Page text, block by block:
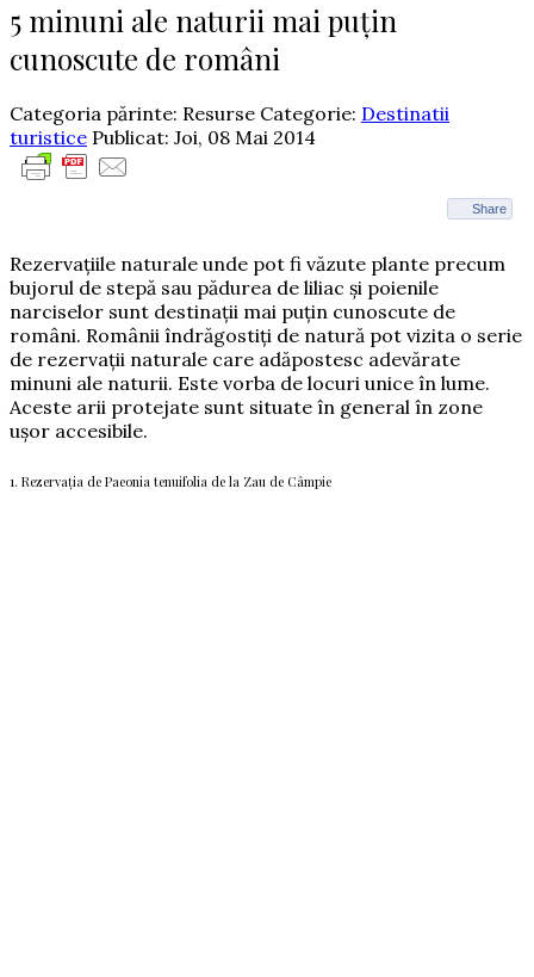
5 minuni ale naturii mai puţin
cunoscute de români
Categoria părinte: Resurse Categorie: Destinatii
turistice Publicat: Joi, 08 Mai 2014
Share
Rezervaţiile naturale unde pot fi văzute plante precum
bujorul de stepă sau pădurea de liliac şi poienile
narciselor sunt destinații mai puţin cunoscute de
români. Românii îndrăgostiți de natură pot vizita o serie
de rezervații naturale care adăpostesc adevărate
minuni ale naturii. Este vorba de locuri unice în lume.
Aceste arii protejate sunt situate în general în zone
ușor accesibile.
1. Rezervația de Paeonia tenuifolia de la Zau de Câmpie